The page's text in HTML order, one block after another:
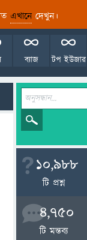
এখানেদেখুন।
টপ ইউজার
ব্যাজ
10,988
টি প্রশ্ন
4,750
টি মন্তব্য